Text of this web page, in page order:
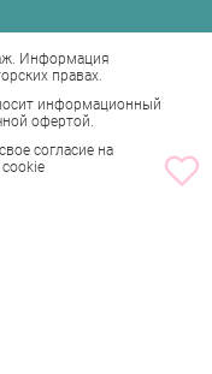
Информация
правах.
информационный
офертой.
согласие на